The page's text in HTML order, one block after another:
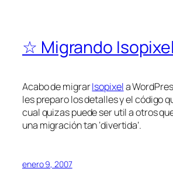
☆ Migrando Isopixel
Acabo de migrarIsopixela
les preparo los detalles y el código
cual quizas puede ser util a otros
una migración tan ‘divertida’.
enero 9, 2007